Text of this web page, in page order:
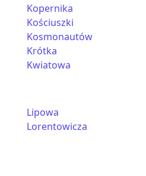
Kopernika
Kościuszki
Kosmonautów
Krótka
Kwiatowa
Lipowa
Lorentowicza